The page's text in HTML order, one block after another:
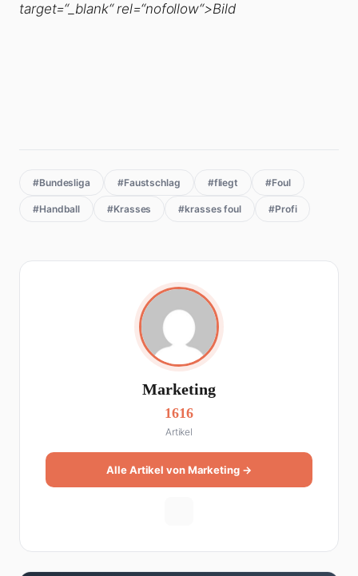
target=“_blank“ rel=“nofollow“>Bild
#Bundesliga #Faustschlag #fliegt #Foul
#Handball #Krasses #krasses foul #Profi
Marketing
1616
Artikel
Alle Artikel von Marketing →